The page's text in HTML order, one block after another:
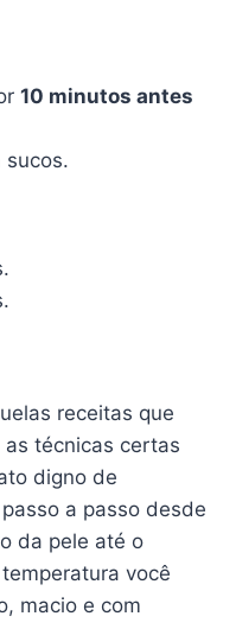
10 minutos antes
sucos.
receitas que
técnicas certas
digno de
a passo desde
da pele até o
você
macio e com